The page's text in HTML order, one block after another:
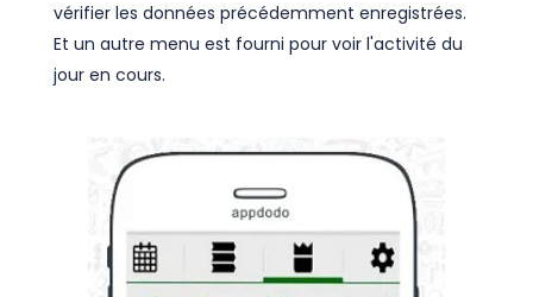
vérifier les données précédemment enregistrées.
Et un autre menu est fourni pour voir l'activité du
jour en cours.